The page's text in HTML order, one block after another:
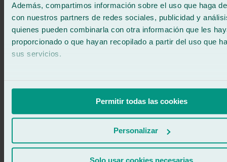
Además, compartimos información sobre el uso que haga
con nuestros partners de redes sociales, publicidad y
quienes pueden combinarla con otra información que les
proporcionado o que hayan recopilado a partir del uso que
sus servicios.
Permitir todas las cookies
Personalizar
Solo usar cookies necesarias
Beneficios de nuestro tratamiento
antilluvia
Mejora la visibilidad: El tratamiento elimina el agua de los
cristales, facilitando la visibilidad al conducir.
suciedad, haciendo más fácil la limpieza de los cristales.
Encuentra tu taller de lunas más cercano
Buscar